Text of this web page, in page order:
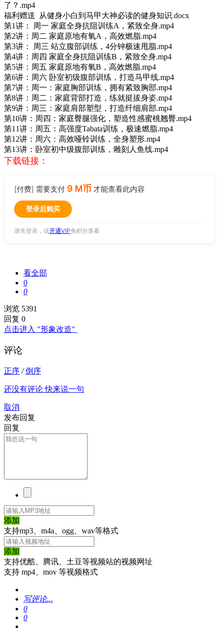
了？.mp4
福利赠送 从健身小白到马甲大神必读的健身知识.docx
第1讲： 周一 家庭全身抗阻训练A，紧致全身.mp4
第2讲：周二 家庭原地有氧A，高效燃脂.mp4
第3讲： 周三 站立腹部训练，4分钟极速甩脂.mp4
第4讲：周四 家庭全身抗阻训练B，紧致全身.mp4
第5讲：周五 家庭原地有氧B，高效燃脂.mp4
第6讲：周六 卧室初级腹部训练，打造马甲线.mp4
第7讲：周一：家庭胸部训练，拥有紧致胸部.mp4
第8讲：周二：家庭背部打造，练就挺拔身姿.mp4
第9讲：周三：家庭肩部塑型，打造纤细肩部.mp4
第10讲：周四：家庭臀腿强化，塑造性感蜜桃翘臀.mp4
第11讲：周五：高强度Tabata训练，极速燃脂.mp4
第12讲：周六：高效哑铃训练，全身塑形.mp4
第13讲：卧室初中级腹部训练，雕刻人鱼线.mp4
下载链接：
[付费] 需要支付 9 M币 才能查看此内容
登录后购买
请先登录，或开通VIP免积分查看
看全部
0
0
浏览 5391
回复 0
点击进入 "形象改造"
评论
正序 / 倒序
还没有评论 快来说一句
取消
发布回复
回复
添加
支持mp3、m4a、ogg、wav等格式
添加
支持优酷、腾讯、土豆等视频站的视频网址
支持 mp4、mov 等视频格式
写评论...
0
0